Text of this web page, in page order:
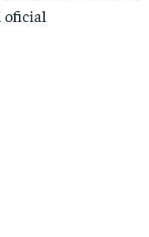
oficial